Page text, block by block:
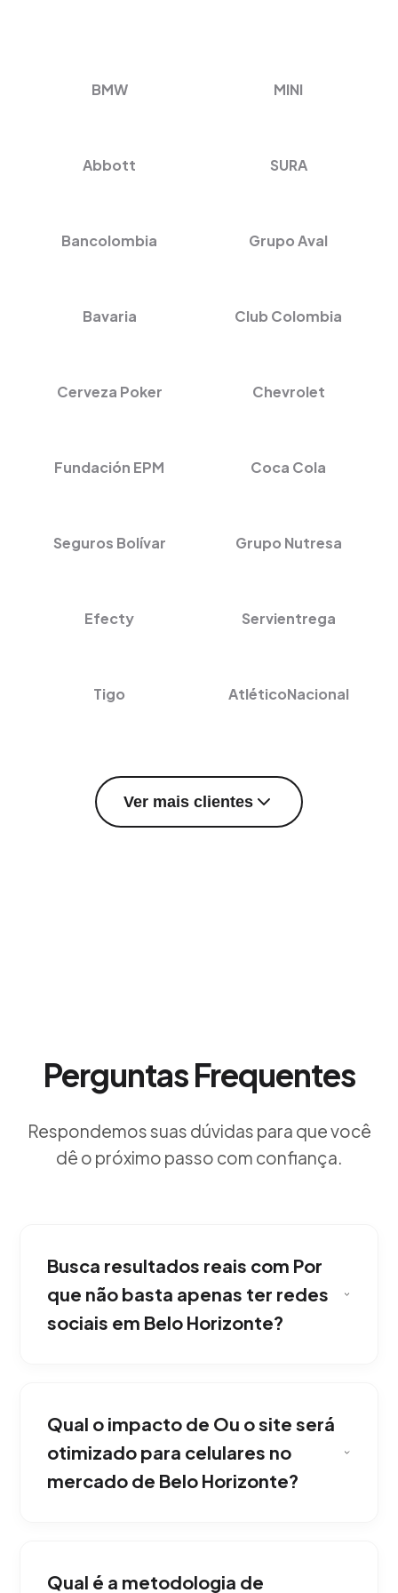
BMW MINI
Abbott SURA
Bancolombia Grupo Aval
Bavaria Club Colombia
Cerveza Poker Chevrolet
Fundación EPM Coca Cola
Seguros Bolívar Grupo Nutresa
Efecty Servientrega
Tigo AtléticoNacional
Ver mais clientes
Perguntas Frequentes
Respondemos suas dúvidas para que você
dê o próximo passo com confiança.
Busca resultados reais com Por
que não basta apenas ter redes
sociais em Belo Horizonte?
No seu site você controla a mensagem, a
conversa e retém os dados dos seus clientes
sem depender de algoritmos de terceiros.
Qual o impacto de Ou o site será
otimizado para celulares no
mercado de Belo Horizonte?
First, garantindo que sua página tenha uma
Qual é a metodologia de